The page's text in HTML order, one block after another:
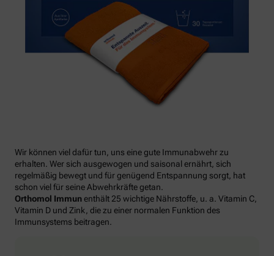
Wir können viel dafür tun, uns eine gute Immunabwehr zu
erhalten. Wer sich ausgewogen und saisonal ernährt, sich
regelmäßig bewegt und für genügend Entspannung sorgt, hat
schon viel für seine Abwehrkräfte getan.
Orthomol Immunenthält 25 wichtige Nährstoffe, u. a. Vitamin C,
Vitamin D und Zink, die zu einer normalen Funktion des
Immunsystems beitragen.